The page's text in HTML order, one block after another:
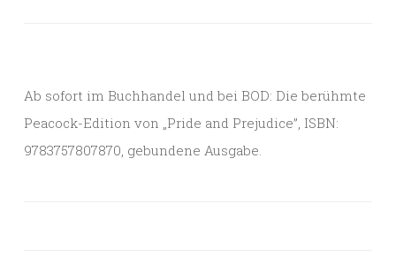
Ab sofort im Buchhandel und bei BOD: Die berühmte
Peacock-Edition von „Pride and Prejudice”, ISBN:
9783757807870, gebundene Ausgabe.